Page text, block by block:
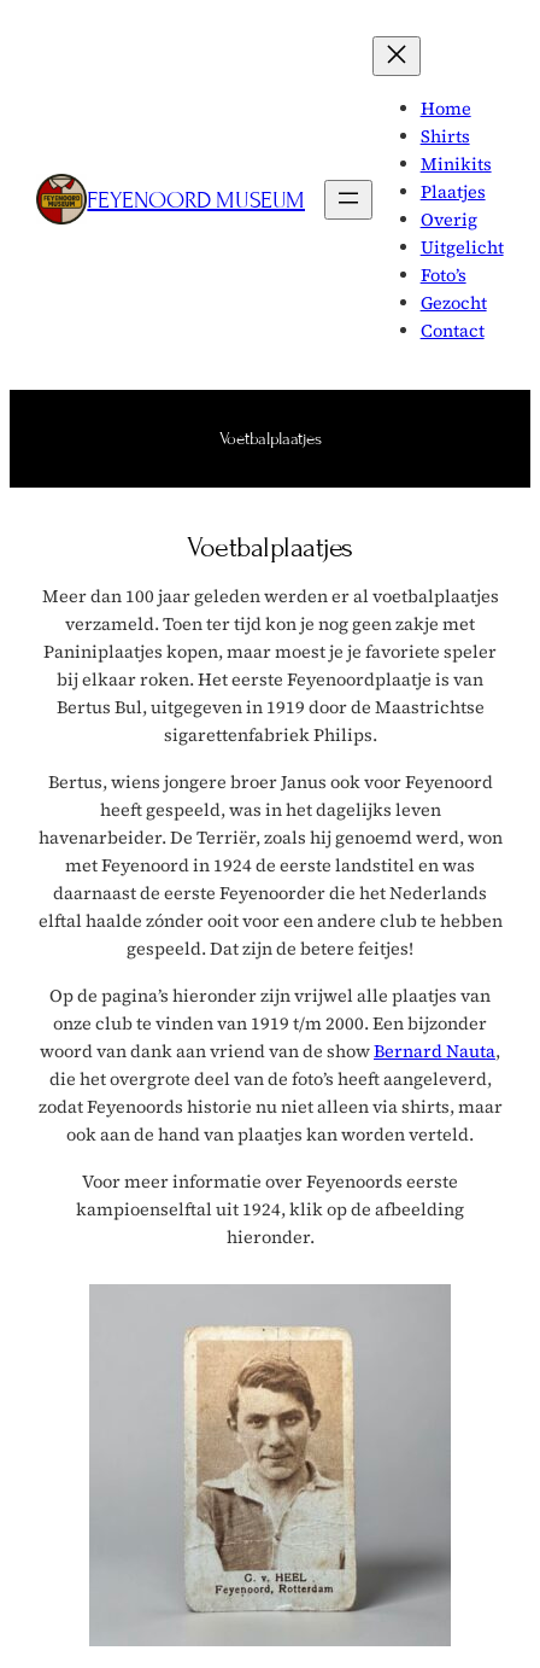
FEYENOORD MUSEUM
Home
Shirts
Minikits
Plaatjes
Overig
Uitgelicht
Foto’s
Gezocht
Contact
Voetbalplaatjes
Voetbalplaatjes
Meer dan 100 jaar geleden werden er al voetbalplaatjes
verzameld. Toen ter tijd kon je nog geen zakje met
Paniniplaatjes kopen, maar moest je je favoriete speler
bij elkaar roken. Het eerste Feyenoordplaatje is van
Bertus Bul, uitgegeven in 1919 door de Maastrichtse
sigarettenfabriek Philips.
Bertus, wiens jongere broer Janus ook voor Feyenoord
heeft gespeeld, was in het dagelijks leven
havenarbeider. De Terriër, zoals hij genoemd werd, won
met Feyenoord in 1924 de eerste landstitel en was
daarnaast de eerste Feyenoorder die het Nederlands
elftal haalde zónder ooit voor een andere club te hebben
gespeeld. Dat zijn de betere feitjes!
Op de pagina’s hieronder zijn vrijwel alle plaatjes van
onze club te vinden van 1919 t/m 2000. Een bijzonder
woord van dank aan vriend van de showBernard Nauta,
die het overgrote deel van de foto’s heeft aangeleverd,
zodat Feyenoords historie nu niet alleen via shirts, maar
ook aan de hand van plaatjes kan worden verteld.
Voor meer informatie over Feyenoords eerste
kampioenselftal uit 1924, klik op de afbeelding
hieronder.